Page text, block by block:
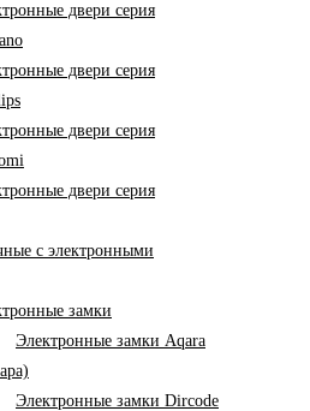
двери серия
двери серия
двери серия
двери серия
с электронными
замки
Электронные замки Aqara
Электронные замки Dircode